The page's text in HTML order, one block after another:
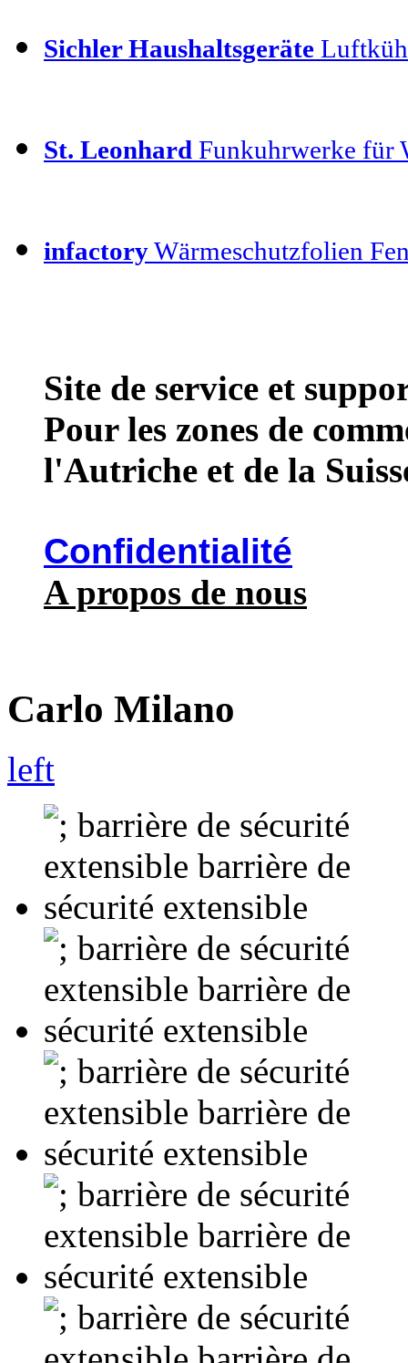
Sichler Haushaltsgeräte
St. Leonhard Funkuhrwerke für
infactoryWärmeschutzfolien
Site de service et
Pour les zones de
l'Autriche et de la
Confidentialité
A propos de nous
Carlo Milano
left